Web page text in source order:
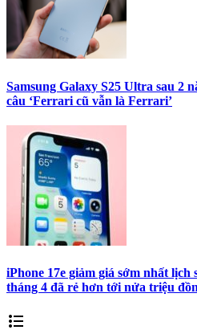
Samsung Galaxy S25 Ultra sau 2
câu ‘Ferrari cũ vẫn là Ferrari’
iPhone 17e giảm giá sớm nhất
tháng 4 đã rẻ hơn tới nửa triệu
format_list_bulleted